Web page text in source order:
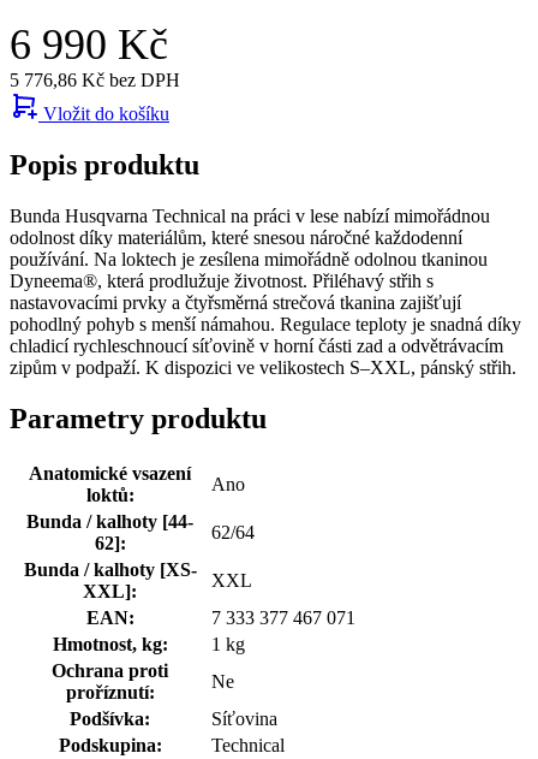
6 990 Kč
5 776,86 Kč bez DPH
Vložit do košíku
Popis produktu
Bunda Husqvarna Technical na práci v lese nabízí mimořádnou
odolnost díky materiálům, které snesou náročné každodenní
používání. Na loktech je zesílena mimořádně odolnou tkaninou
Dyneema®, která prodlužuje životnost. Přiléhavý střih s
nastavovacími prvky a čtyřsměrná strečová tkanina zajišťují
pohodlný pohyb s menší námahou. Regulace teploty je snadná díky
chladicí rychleschnoucí síťovině v horní části zad a odvětrávacím
zipům v podpaží. K dispozici ve velikostech S–XXL, pánský střih.
Parametry produktu
Anatomické vsazení
loktů:
Ano
Bunda / kalhoty [44-
62]:
62/64
Bunda / kalhoty [XS-
XXL]:
XXL
EAN:
7 333 377 467 071
Hmotnost, kg:
1 kg
Ochrana proti
proříznutí:
Ne
Podšívka:
Síťovina
Podskupina:
Technical